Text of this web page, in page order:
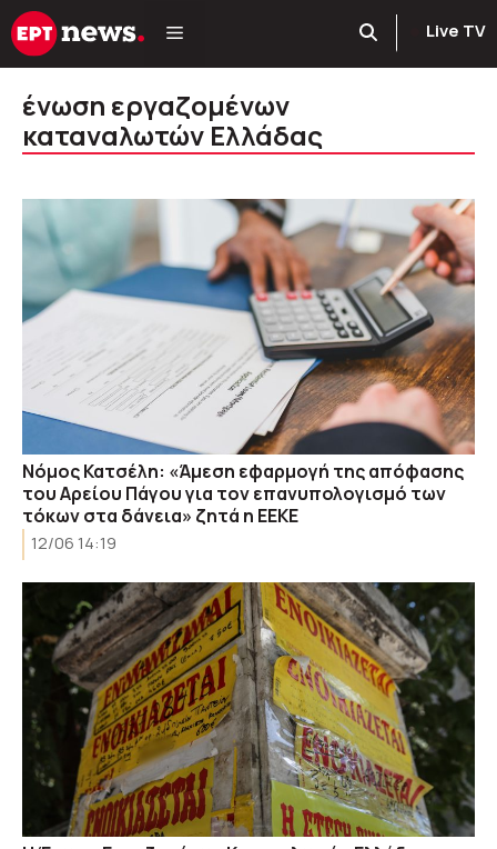
Μετάβαση
σε
Live TV
ένωση εργαζομένων
καταναλωτών Ελλάδας
Νόμος Κατσέλη: «Άμεση εφαρμογή της απόφασης
του Αρείου Πάγου για τον επανυπολογισμό των
τόκων στα δάνεια» ζητά η ΕΕΚΕ
12/06 14:19